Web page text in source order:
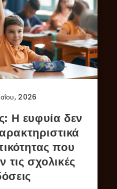
2026
Η ευφυία δεν
που
τις σχολικές